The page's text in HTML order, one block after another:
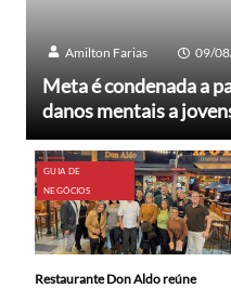
Amilton Farias 09/
Meta é condenada a
danos mentais a
GUIA DE
NEGÓCIOS
Restaurante Don Aldo reúne